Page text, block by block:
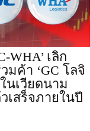
WHA’ เลิก
มค้า ‘GC โลจิ
นเวียดนาม
เสร็จภายในปี